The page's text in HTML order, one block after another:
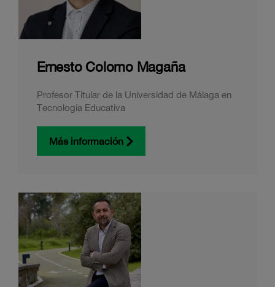
Ernesto Colomo Magaña
Profesor Titular de la Universidad de Málaga en
Tecnología Educativa
Más información